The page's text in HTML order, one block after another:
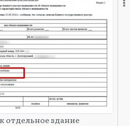
отдельное здание